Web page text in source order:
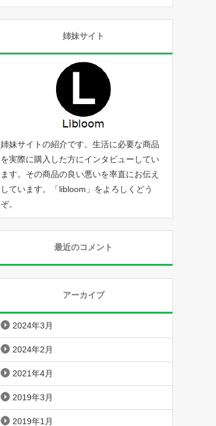
姉妹サイト
姉妹サイトの紹介です。生活に必要な商品
を実際に購入した方にインタビューしてい
ます。その商品の良い悪いを率直にお伝え
しています。「libloom 」をよろしくどう
ぞ。
最近のコメント
アーカイブ
2024年3月
2024年2月
2021年4月
2019年3月
2019年1月